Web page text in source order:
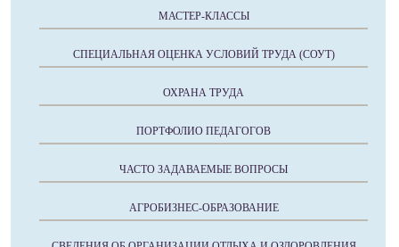
МАСТЕР-КЛАССЫ
СПЕЦИАЛЬНАЯ ОЦЕНКА УСЛОВИЙ ТРУДА (СОУТ)
ОХРАНА ТРУДА
ПОРТФОЛИО ПЕДАГОГОВ
ЧАСТО ЗАДАВАЕМЫЕ ВОПРОСЫ
АГРОБИЗНЕС-ОБРАЗОВАНИЕ